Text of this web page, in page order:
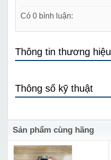
Có 0 bình luận:
Thông tin thương hiệu
Thông số kỹ thuật
Sản phẩm cùng hãng